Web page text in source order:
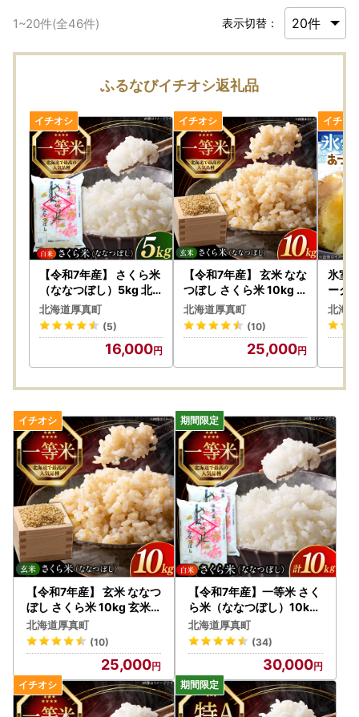
ふるさと納税サイトを装って画像を無断使用し、割引で販売
しているかのように見せかける偽サイトが多数発見されてい
ます。
厚真町ふるさと納税とは一切関系はございませんので、ご注
【納付書払いをご希望の方へ】
お手元に納付書が到着後、1ヵ月以内にご入金をお願いいた
します。
期限を過ぎますと、お申し込みが自動的に破棄されてしまう
ため、ご注意ください。
納付書は、通常お申し込みから1～2週間程度で郵送されます
ので、到着後はお早めにお手続きをお願いいたします。
【ワンストップ申請について】
厚真町では、マイナンバーカードをお持ちであればオンライ
ンでワンストップ申請が可能な「自治体マイページ」を導入
しております。
締め切り：寄附翌年の1月10日
のご提出（郵送）が必要となります。
当町よりお送りいたします書類をご本人様確認書類とともに
ご返送をお願いします。
ご自身で申請書をダウンロードしていただき、提出いただい
ても問題ございません。下記URLをご利用ください。
https://www.soumu.go.jp/main_content/000397109.pdf
※申請書提出の際は個人番号を確認する書類と顔写真付きの
身分証明書の添付が必要となります。
●申請書送付先住所●
〒061-1394
北海道恵庭市京町56-1恵庭ビル503
中央コンピューターサービス株式会社
恵庭ビジネスデザインセンター内
ふるさと納税BPO担当(厚真町)宛
【書類の発送について】
入金確認後、2週間程度で送付いたします。
1~20件(全46件) 表示切替：
ふるなびイチオシ返礼品
【令和7年産】 さくら米
（ななつぼし）5kg 北
海道 コメ こめ ブランド
銘柄 [AXAB061]
北海道厚真町
(5)
16,000
【令和7年産】 玄米 なな
つぼし さくら米 10kg
玄米 [AXAB035]
北海道厚真町
(10)
25,000
氷室
ーク
株式
じゃ
芋 北
北海
【令和7年産】 玄米 ななつ
ぼし さくら米 10kg 玄米 [
AXAB035]
北海道厚真町
(10)
25,000
【令和7年産】一等米 さく
ら米（ななつぼし）10kg
北海道米 コメ [AXAB025
]
北海道厚真町
(34)
30,000